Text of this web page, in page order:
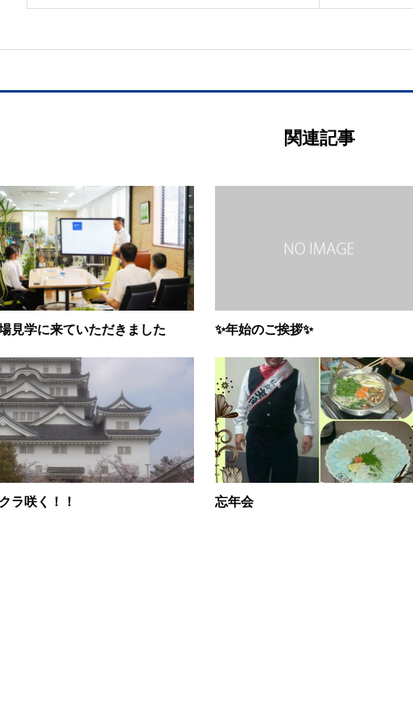
関連記事
見学に来ていただきました ✨年始のご挨拶✨
ラ咲く！！ 忘年会